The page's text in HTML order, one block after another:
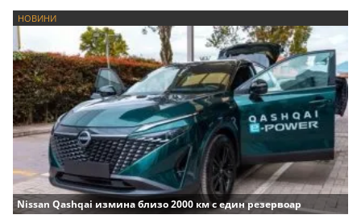
НОВИНИ
Nissan Qashqai измина близо 2000 км с един резервоар